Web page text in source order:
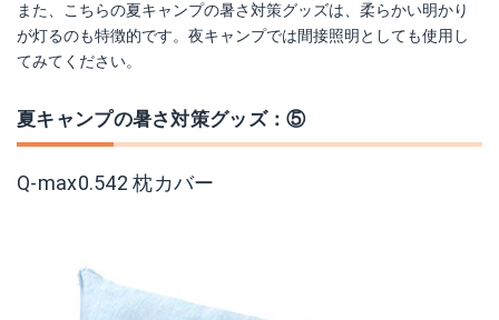
また、こちらの夏キャンプの暑さ対策グッズは、柔らかい明かり
が灯るのも特徴的です。夜キャンプでは間接照明としても使用し
てみてください。
夏キャンプの暑さ対策グッズ：⑤
Q-max0.542 枕カバー